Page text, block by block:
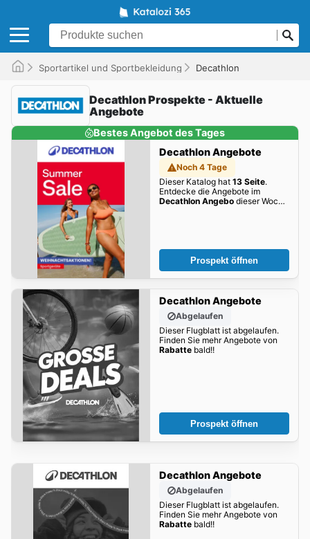
Sportartikel und Sportbekleidung Decathlon
Decathlon Prospekte - Aktuelle
Angebote
Bestes Angebot des Tages
Decathlon Angebote
Noch 4 Tage
Dieser Katalog hat 13 Seite.
Entdecke die Angebote im
Decathlon Angebodieser Woche
Prospekt öffnen
Decathlon Angebote
Abgelaufen
Dieser Flugblatt ist abgelaufen.
Finden Sie mehr Angebote von
Rabattebald!!
Prospekt öffnen
Decathlon Angebote
Abgelaufen
Dieser Flugblatt ist abgelaufen.
Finden Sie mehr Angebote von
Rabattebald!!